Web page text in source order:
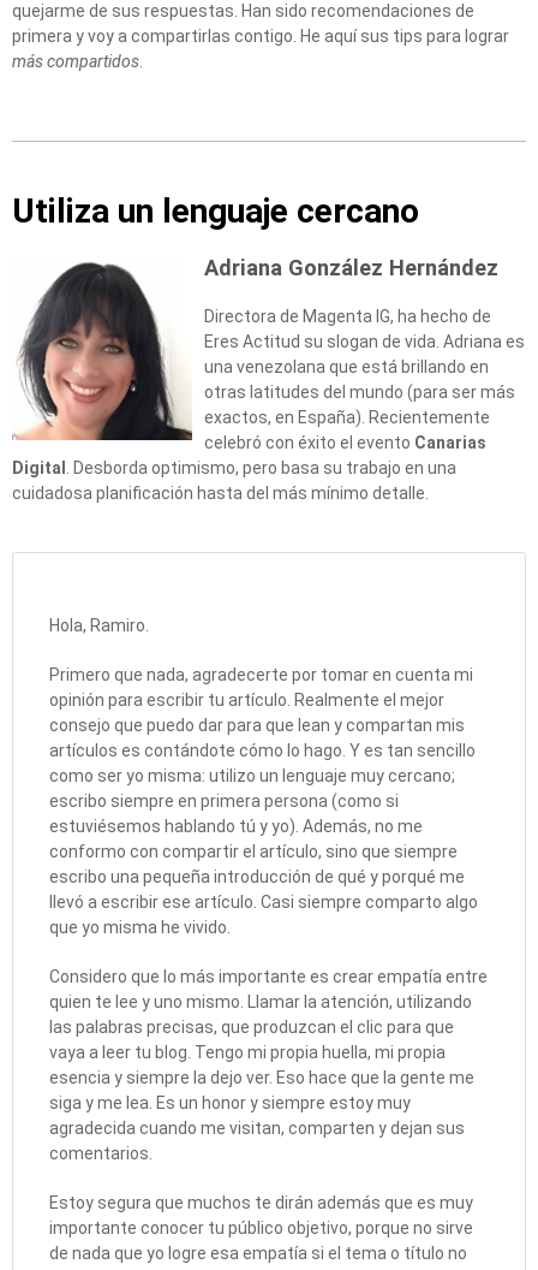
quejarme de sus respuestas. Han sido recomendaciones de
primera y voy a compartirlas contigo. He aquí sus tips para lograr
más compartidos
Utiliza un lenguaje cercano
Adriana González Hernández
Directora de Magenta IG, ha hecho de
Eres Actitud su slogan de vida. Adriana es
una venezolana que está brillando en
otras latitudes del mundo (para ser más
exactos, en España). Recientemente
celebró con éxito el evento Canarias
Digital
. Desborda optimismo, pero basa su trabajo en una
cuidadosa planificación hasta del más mínimo detalle.
Hola, Ramiro.
Primero que nada, agradecerte por tomar en cuenta mi
opinión para escribir tu artículo. Realmente el mejor
consejo que puedo dar para que lean y compartan mis
artículos es contándote cómo lo hago. Y es tan sencillo
como ser yo misma: utilizo un lenguaje muy cercano;
escribo siempre en primera persona (como si
estuviésemos hablando tú y yo). Además, no me
conformo con compartir el artículo, sino que siempre
escribo una pequeña introducción de qué y porqué me
llevó a escribir ese artículo. Casi siempre comparto algo
que yo misma he vivido.
Considero que lo más importante es crear empatía entre
quien te lee y uno mismo. Llamar la atención, utilizando
las palabras precisas, que produzcan el clic para que
vaya a leer tu blog. Tengo mi propia huella, mi propia
esencia y siempre la dejo ver. Eso hace que la gente me
siga y me lea. Es un honor y siempre estoy muy
agradecida cuando me visitan, comparten y dejan sus
comentarios.
Estoy segura que muchos te dirán además que es muy
importante conocer tu público objetivo, porque no sirve
de nada que yo logre esa empatía si el tema o título no